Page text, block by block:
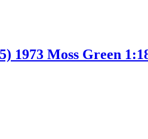
1973 Moss Green